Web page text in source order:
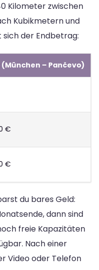
Kilometer zwischen
Kubikmetern und
der Endbetrag:
– Pančevo)
€
€
du bares Geld:
dann sind
freie Kapazitäten
Nach einer
Video oder Telefon